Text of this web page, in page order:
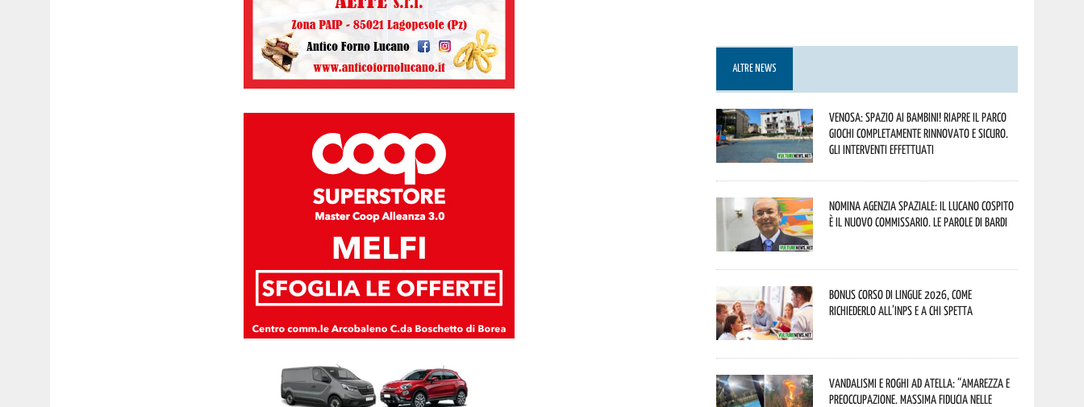
ALTRE NEWS
Venosa: spazio ai bambini! Riapre il Parco
Giochi completamente rinnovato e sicuro.
Gli interventi effettuati
Nomina Agenzia Spaziale: il lucano Cospito
è il nuovo commissario. Le parole di Bardi
Bonus corso di lingue 2026, come
richiederlo all’INPS e a chi spetta
Vandalismi e roghi ad Atella: “Amarezza e
preoccupazione. Massima fiducia nelle